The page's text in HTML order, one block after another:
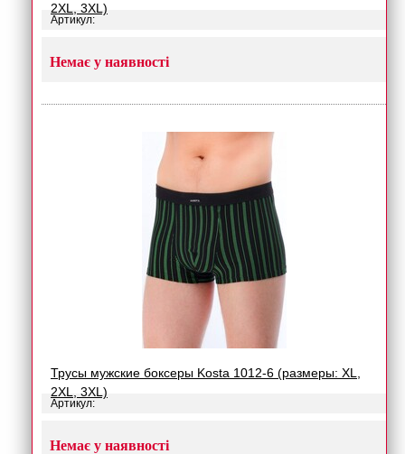
2XL, 3XL)
Артикул:
Немає у наявності
Трусы мужские боксеры Kosta 1012-6 (размеры: XL,
2XL, 3XL)
Артикул:
Немає у наявності